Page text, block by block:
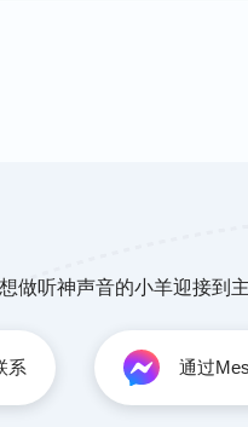
全能神教会的电影，想
。
做听神声音的小羊迎接到
系 通过